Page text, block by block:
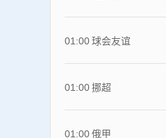
01:00球会友谊
01:00挪超
01:00俄甲